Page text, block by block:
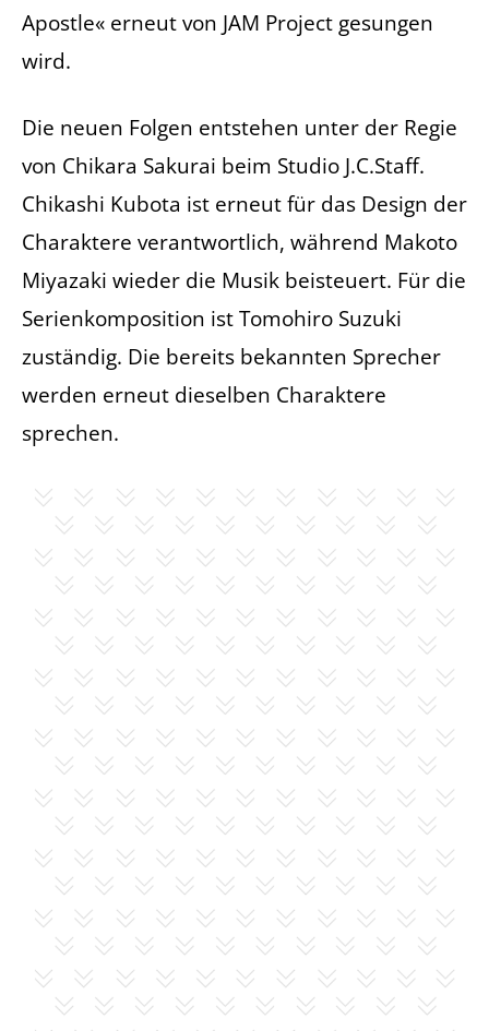
Apostle« erneut von JAM Project gesungen
wird.
Die neuen Folgen entstehen unter der Regie
von Chikara Sakurai beim Studio J.C.Staff.
Chikashi Kubota ist erneut für das Design der
Charaktere verantwortlich, während Makoto
Miyazaki wieder die Musik beisteuert. Für die
Serienkomposition ist Tomohiro Suzuki
zuständig. Die bereits bekannten Sprecher
werden erneut dieselben Charaktere
sprechen.